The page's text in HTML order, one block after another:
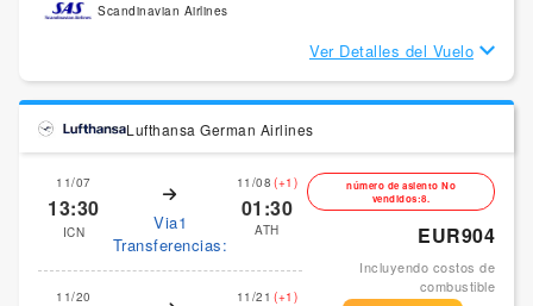
Scandinavian Airlines
Ver Detalles del Vuelo
Lufthansa German Airlines
11/07
13:30
ICN
Via1
Transferencias:
11/08 (+1)
01:30
ATH
11/20 11/21 (+1)
número de asiento No
vendidos:8.
EUR904
Incluyendo costos de
combustible